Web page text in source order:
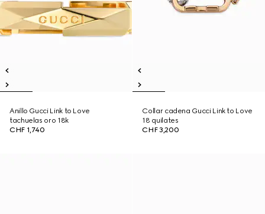
Anillo Gucci Link to Love
tachuelas oro 18k
CHF 1,740
Collar cadena Gucci Link to Love
18 quilates
CHF 3,200